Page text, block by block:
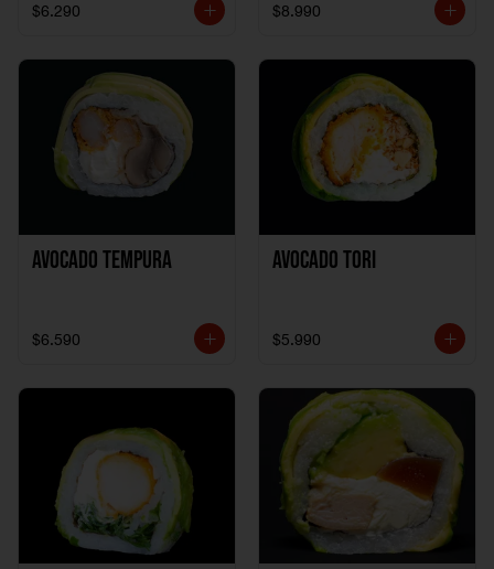
$6.290 $8.990
Avocado Tempura
$6.590
Avocado Tori
$5.990